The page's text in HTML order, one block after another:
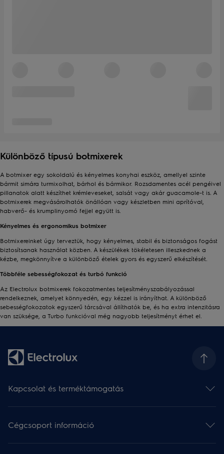
Különböző típusú botmixerek
A botmixer egy sokoldalú és kényelmes konyhai eszköz, amellyel szinte
bármit simára turmixolhat, bárhol és bármikor. Rozsdamentes acél pengéivel
pillanatok alatt készíthet krémleveseket, salsát vagy akár guacamole-t is. A
botmixerek megvásárolhatók önállóan vagy készletben mini aprítóval,
habverő- és krumplinyomó fejjel együtt is.
Kényelmes és ergonomikus botmixer
Botmixereinket úgy terveztük, hogy kényelmes, stabil és biztonságos fogást
biztosítsanak használat közben. A készülékek tökéletesen illeszkednek a
kézbe, megkönnyítve a különböző ételek gyors és egyszerű elkészítését.
Többféle sebességfokozat és turbó funkció
Az Electrolux botmixerek fokozatmentes teljesítményszabályozással
rendelkeznek, amelyet könnyedén, egy kézzel is irányíthat. A különböző
sebességfokozatok egyszerű tárcsával állíthatók be, és ha extra intenzitásra
van szüksége, a Turbo funkcióval még nagyobb teljesítményt érhet el.
Kapcsolat és terméktámogatás
Hírlevél
Terméktámogatás
Termékregisztráció
Cégcsoport információ